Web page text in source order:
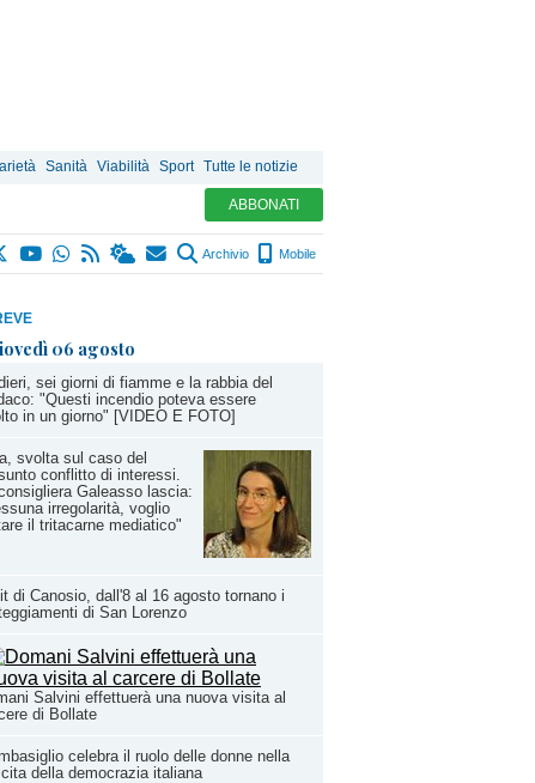
Sanità Viabilità Sport Tutte le notizie
ABBONATI
Archivio Mobile
06 agosto
sei giorni di fiamme e la rabbia del
"Questi incendio poteva essere
in un giorno" [VIDEO E FOTO]
svolta sul caso del
conflitto di interessi.
Galeasso lascia:
irregolarità, voglio
il tritacarne mediatico"
di Canosio, dall'8 al 16 agosto tornano i
di San Lorenzo
Salvini effettuerà una nuova visita al
di Bollate
celebra il ruolo delle donne nella
della democrazia italiana